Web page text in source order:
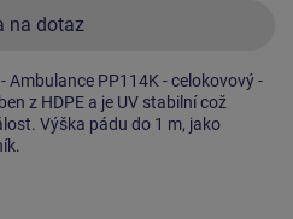
na dotaz
Ambulance PP114K - celokovový -
z HDPE a je UV stabilní což
Výška pádu do 1 m, jako